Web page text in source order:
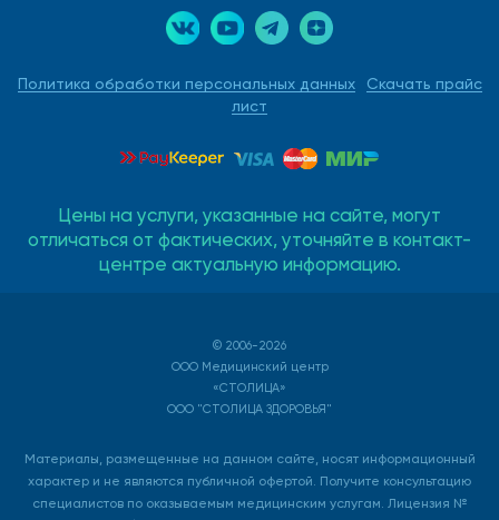
Политика обработки персональных данных
Скачать прайс
лист
Цены на услуги, указанные на сайте, могут
отличаться от фактических, уточняйте в контакт-
центре актуальную информацию.
© 2006-2026
ООО Медицинский центр
«СТОЛИЦА»
ООО "СТОЛИЦА ЗДОРОВЬЯ"
Материалы, размещенные на данном сайте, носят информационный
характер и не являются публичной офертой. Получите консультацию
специалистов по оказываемым медицинским услугам. Лицензия №